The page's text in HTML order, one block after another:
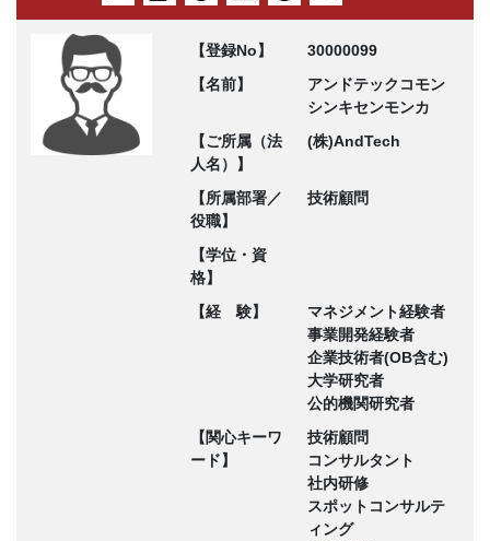
【登録No】
30000099
【名前】
アンドテックコモン
シンキセンモンカ
【ご所属（法
人名）】
(株)AndTech
【所属部署／
役職】
技術顧問
【学位・資
格】
【経 験】
マネジメント経験者
事業開発経験者
企業技術者(OB含む)
大学研究者
公的機関研究者
【関心キーワ
ード】
技術顧問
コンサルタント
社内研修
スポットコンサルテ
ィング